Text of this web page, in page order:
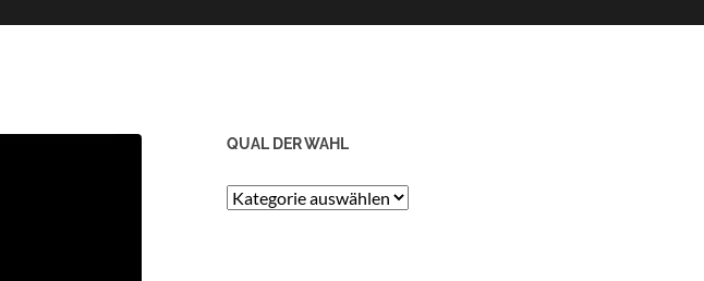
QUAL DER WAHL
Qual